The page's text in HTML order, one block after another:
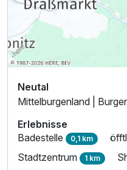
Ausstattung
Für 6 Tage
Neutal
Mittelburgenland |
Erlebnisse
Badestelle 0,1 km
Stadtzentrum 1 km